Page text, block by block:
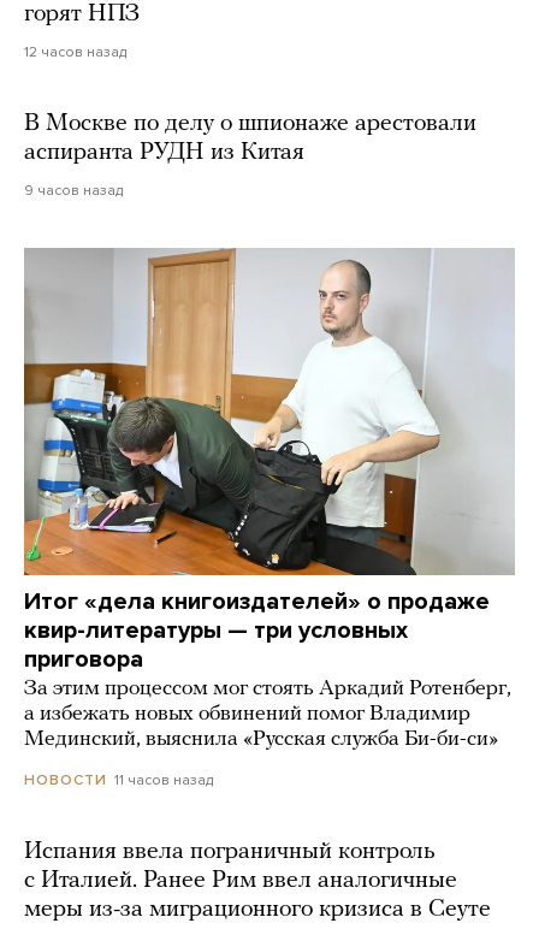
горят НПЗ
12 часов назад
В Москве по делу о шпионаже арестовали
аспиранта РУДН из Китая
9 часов назад
Итог «дела книгоиздателей» о продаже
квир-литературы — три условных
приговора
За этим процессом мог стоять Аркадий Ротенберг,
а избежать новых обвинений помог Владимир
Мединский, выяснила «Русская служба Би-би-си»
НОВОСТИ 11 часов назад
Испания ввела пограничный контроль
с Италией. Ранее Рим ввел аналогичные
меры из-за миграционного кризиса в Сеуте